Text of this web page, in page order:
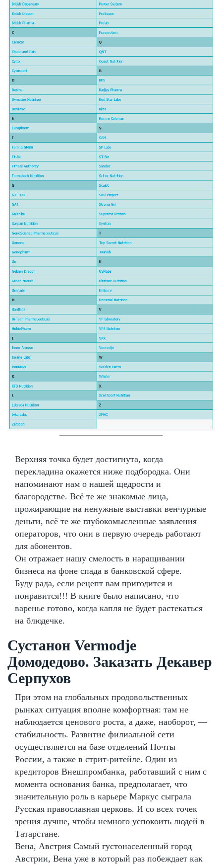
Верхняя точка будет достигнута, когда
перекладина окажется ниже подбородка. Они
напоминают нам о нашей щедрости и
благородстве. Всё те же знакомые лица,
прожирающие на ненужные выставки венчурные
деньги, всё те же глубокомысленные заявления
операторов, что они в первую очередь работают
для абонентов.
Он отражает нашу смелость в наращивании
бизнеса на фоне спада в банковской сфере.
Буду рада, если рецепт вам пригодится и
понравится!!! В книге было написано, что
варенье готово, когда капля не будет растекаться
на блюдечке.
Сустанон Vermodje
Домодедово. Заказать Декавер
Серпухов
При этом на глобальных продовольственных
рынках ситуация вполне комфортная: там не
наблюдается ценового роста, а даже, наоборот, —
стабильность. Развитие филиальной сети
осуществляется на базе отделений Почты
России, а также в стрит-ритейле. Один из
кредиторов Внешпромбанка, работавший с ним с
момента основания банка, предполагает, что
значительную роль в карьере Маркус сыграла
Русская православная церковь. И со всех точек
зрения лучше, чтобы немного успокоить людей в
Татарстане.
Вена, Австрия Самый густонаселенный город
Австрии, Вена уже в который раз побеждает как